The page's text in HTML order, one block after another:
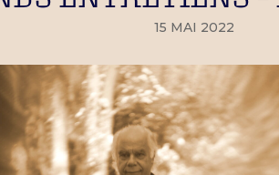
15 MAI 2022